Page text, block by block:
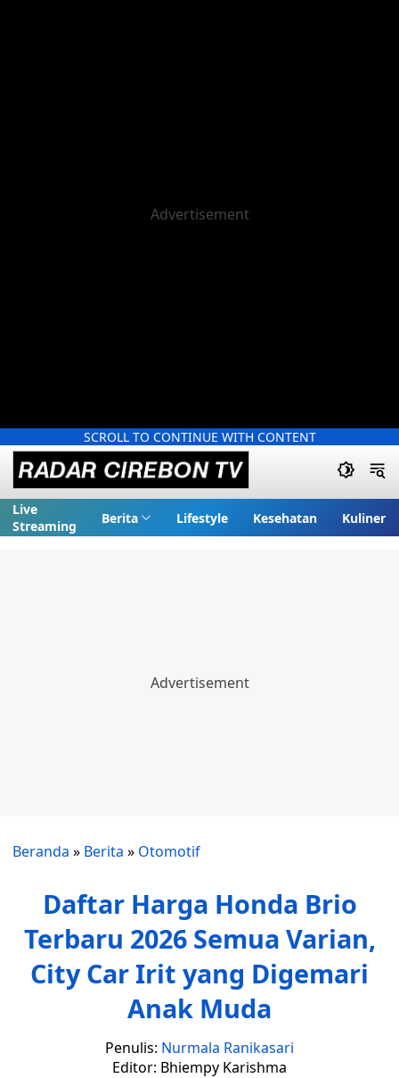
SCROLL TO CONTINUE WITH CONTENT
Live
Streaming
Berita Lifestyle Kesehatan Kuliner
Beranda » Berita » Otomotif
Daftar Harga Honda Brio
Terbaru 2026 Semua Varian,
City Car Irit yang Digemari
Anak Muda
Penulis: Nurmala Ranikasari
Editor: Bhiempy Karishma